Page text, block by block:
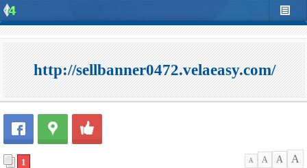
http://sellbanner0472.velaeasy.com/
1 A A A A